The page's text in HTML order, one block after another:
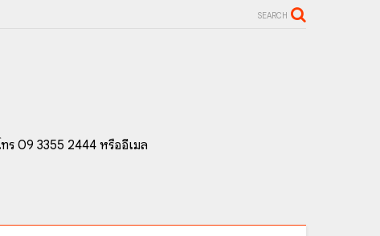
SEARCH
09 3355 2444 หรืออีเมล